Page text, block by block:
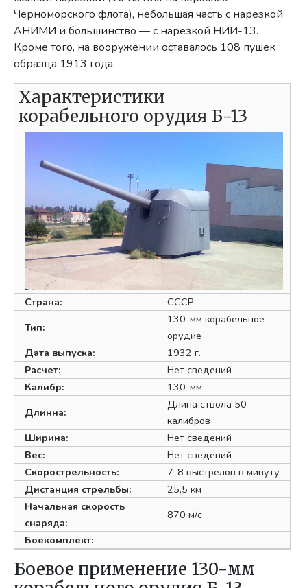
Черноморского флота), небольшая часть с нарезкой
АНИМИ и большинство — с нарезкой НИИ-13.
Кроме того, на вооружении оставалось 108 пушек
образца 1913 года.
Характеристики
корабельного орудия Б-13
Страна:
СССР
Тип:
130-мм корабельное
орудие
Дата выпуска:
1932 г.
Расчет:
Нет сведений
Калибр:
130-мм
Длинна:
Длина ствола 50
калибров
Ширина:
Нет сведений
Вес:
Нет сведений
Скорострельность:
7-8 выстрелов в минуту
Дистанция стрельбы:
25,5 км
Начальная скорость
снаряда:
870 м/с
Боекомплект:
---
Боевое применение 130-мм